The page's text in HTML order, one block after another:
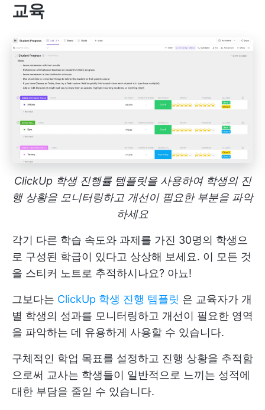
교육
ClickUp 학생 진행률 템플릿을 사용하여 학생의 진
행 상황을 모니터링하고 개선이 필요한 부분을 파악
하세요
각기 다른 학습 속도와 과제를 가진 30명의 학생으
로 구성된 학급이 있다고 상상해 보세요. 이 모든 것
을 스티커 노트로 추적하시나요? 아뇨!
그보다는 ClickUp 학생 진행 템플릿 은 교육자가 개
별 학생의 성과를 모니터링하고 개선이 필요한 영역
을 파악하는 데 유용하게 사용할 수 있습니다.
구체적인 학업 목표를 설정하고 진행 상황을 추적함
으로써 교사는 학생들이 일반적으로 느끼는 성적에
대한 부담을 줄일 수 있습니다.